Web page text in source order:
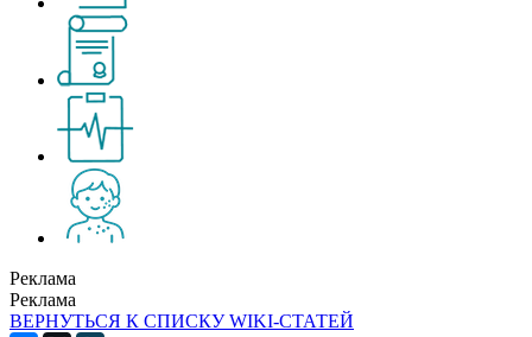
Реклама
Реклама
ВЕРНУТЬСЯ К СПИСКУ WIKI-СТАТЕЙ